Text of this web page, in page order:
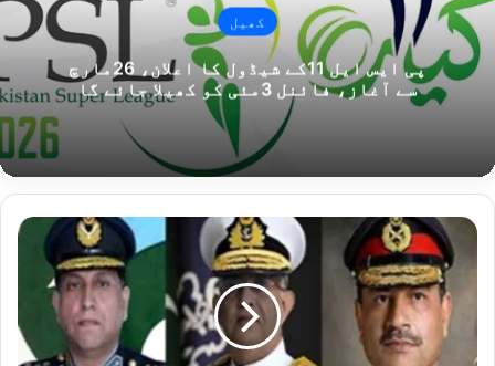
کھیل
پی ایس ایل 11کے شیڈول کا اعلان، 26مارچ
سے آغاز، فائنل 3مئی کو کھیلا جائے گا
6
ت